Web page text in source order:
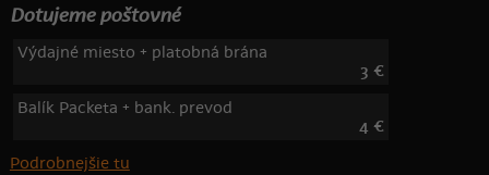
Dotujeme poštovné
Výdajné miesto + platobná brána
3 €
Balík Packeta + bank. prevod
4 €
Podrobnejšie tu